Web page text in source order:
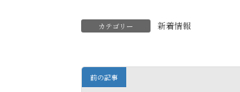
カテゴリー 新着情報
前の記事